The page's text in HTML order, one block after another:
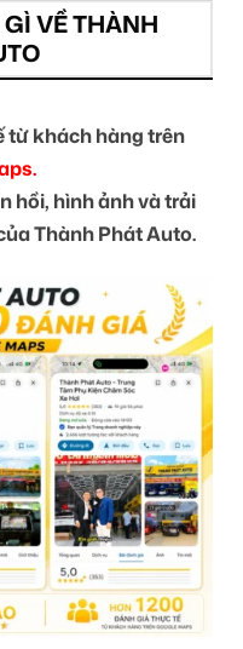
VỀ THÀNH
từ khách hàng trên
hồi, hình ảnh và trải
Thành Phát Auto.